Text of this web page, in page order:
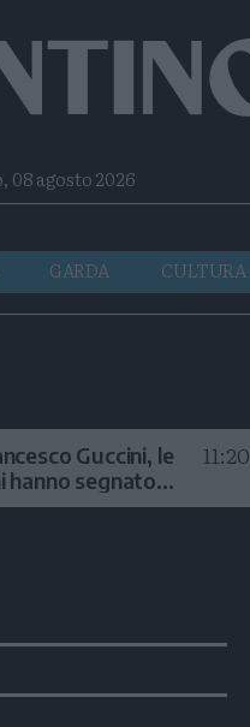
08 agosto 2026
GARDA CULTURA
Guccini, le
hanno segnato
11:20